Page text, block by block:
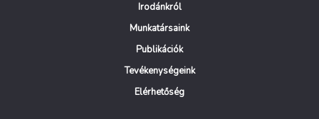
Irodánkról
Munkatársaink
Publikációk
Tevékenységeink
Elérhetőség